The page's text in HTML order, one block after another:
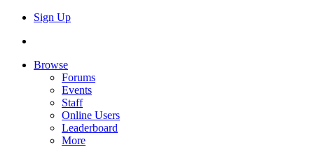
Sign Up
Browse
Forums
Events
Staff
Online Users
Leaderboard
More